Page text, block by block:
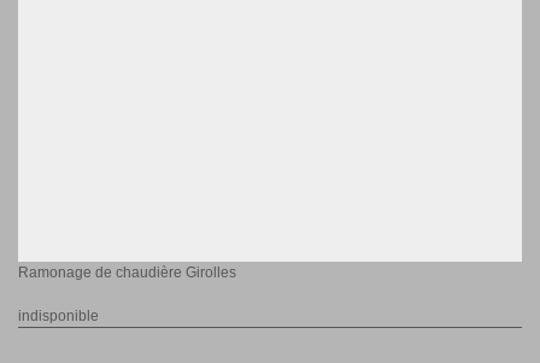
Ramonage de chaudière Girolles
indisponible